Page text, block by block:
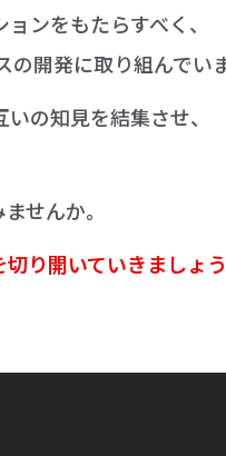
ンをもたらすべく、
開発に取り組んでいま
の知見を結集させ、
せんか。
り開いていきましょう